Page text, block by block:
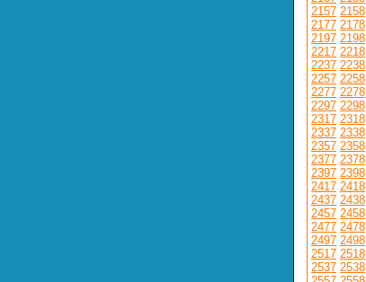
2157 2158
2177 2178
2197 2198
2217 2218
2237 2238
2257 2258
2277 2278
2297 2298
2317 2318
2337 2338
2357 2358
2377 2378
2397 2398
2417 2418
2437 2438
2457 2458
2477 2478
2497 2498
2517 2518
2537 2538